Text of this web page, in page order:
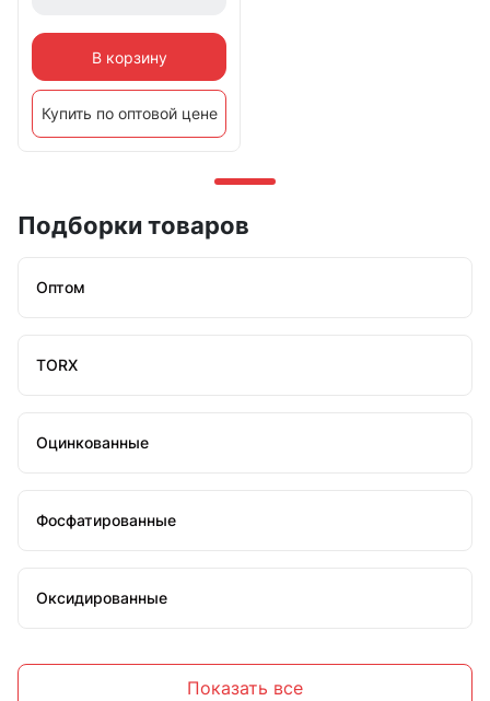
В корзину
Купить по оптовой цене
Подборки товаров
Оптом
TORX
Оцинкованные
Фосфатированные
Оксидированные
Показать все